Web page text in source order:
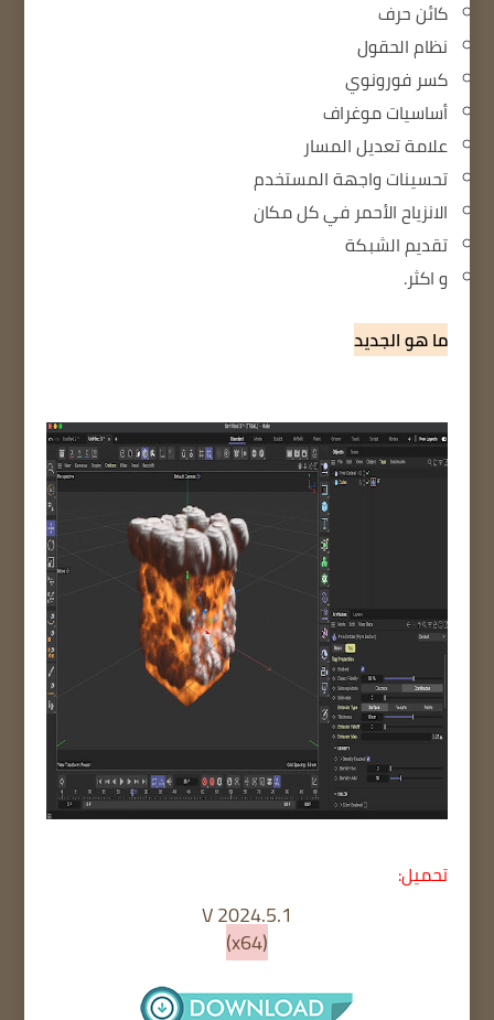
كائن حرف
نظام الحقول
كسر فورونوي
أساسيات موغراف
علامة تعديل المسار
تحسينات واجهة المستخدم
الانزياح الأحمر في كل مكان
تقديم الشبكة
و اكثر.
ما هو الجديد
تحميل:
V 2024.5.1
(x64)